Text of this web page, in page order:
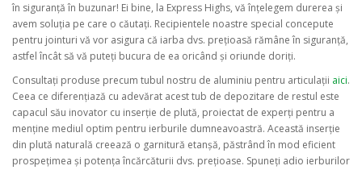
în siguranță în buzunar! Ei bine, la Express Highs, vă înțelegem durerea și
avem soluția pe care o căutați. Recipientele noastre special concepute
pentru jointuri vă vor asigura că iarba dvs. prețioasă rămâne în siguranță,
astfel încât să vă puteți bucura de ea oricând și oriunde doriți.
Consultați produse precum tubul nostru de aluminiu pentru articulații aici.
Ceea ce diferențiază cu adevărat acest tub de depozitare de restul este
capacul său inovator cu inserție de plută, proiectat de experți pentru a
menține mediul optim pentru ierburile dumneavoastră. Această inserție
din plută naturală creează o garnitură etanșă, păstrând în mod eficient
prospețimea și potența încărcăturii dvs. prețioase. Spuneți adio ierburilor